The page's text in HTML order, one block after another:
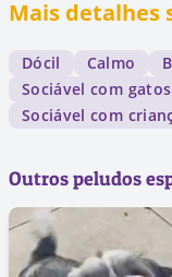
Mais detalhes
Dócil Calmo
Sociável com gatos
Sociável com
Outros peludos